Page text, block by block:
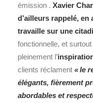
émission . Xavier
d’ailleurs rappelé, en
travaille sur une
fonctionnelle, et
pleinement l’
clients réclament « le
élégants, fièrement
abordables et